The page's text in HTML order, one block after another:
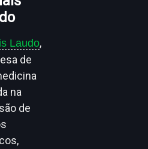
Laudo,
de
na
de